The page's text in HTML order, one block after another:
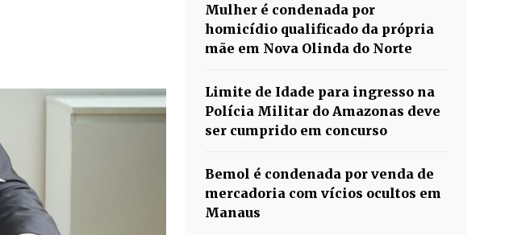
Mulher é condenada por
homicídio qualificado da própria
mãe em Nova Olinda do Norte
Limite de Idade para ingresso na
Polícia Militar do Amazonas deve
ser cumprido em concurso
Bemol é condenada por venda de
mercadoria com vícios ocultos em
Manaus